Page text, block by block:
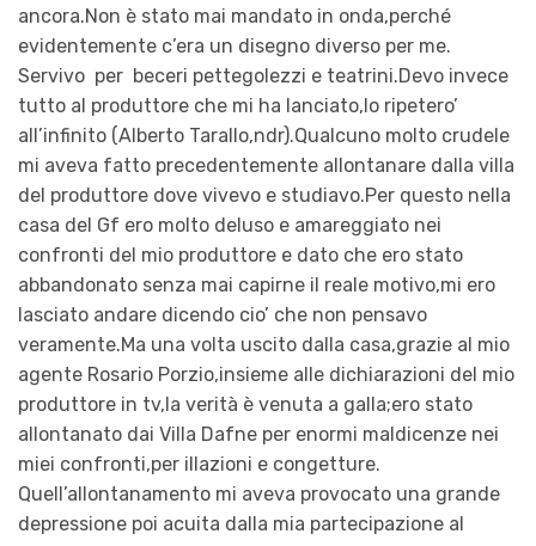
ancora.Non è stato mai mandato in onda,perché
evidentemente c’era un disegno diverso per me.
Servivo per beceri pettegolezzi e teatrini.Devo invece
tutto al produttore che mi ha lanciato,lo ripetero’
all’infinito (Alberto Tarallo,ndr).Qualcuno molto crudele
mi aveva fatto precedentemente allontanare dalla villa
del produttore dove vivevo e studiavo.Per questo nella
casa del Gf ero molto deluso e amareggiato nei
confronti del mio produttore e dato che ero stato
abbandonato senza mai capirne il reale motivo,mi ero
lasciato andare dicendo cio’ che non pensavo
veramente.Ma una volta uscito dalla casa,grazie al mio
agente Rosario Porzio,insieme alle dichiarazioni del mio
produttore in tv,la verità è venuta a galla;ero stato
allontanato dai Villa Dafne per enormi maldicenze nei
miei confronti,per illazioni e congetture.
Quell’allontanamento mi aveva provocato una grande
depressione poi acuita dalla mia partecipazione al